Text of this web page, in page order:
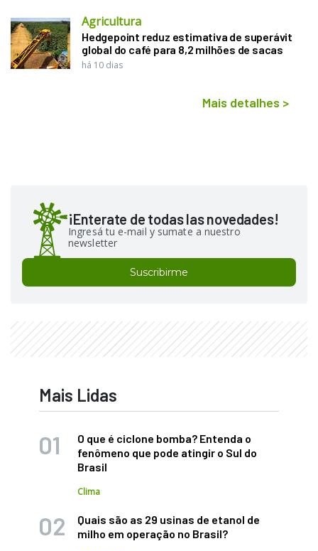
Agricultura
Hedgepoint reduz estimativa de superávit
global do café para 8,2 milhões de sacas
há 10 dias
Mais detalhes >
¡Enterate de todas las novedades!
Ingresá tu e-mail y sumate a nuestro
newsletter
Suscribirme
Mais Lidas
O que é ciclone bomba? Entenda o
fenômeno que pode atingir o Sul do
Brasil
Clima
Quais são as 29 usinas de etanol de
milho em operação no Brasil?